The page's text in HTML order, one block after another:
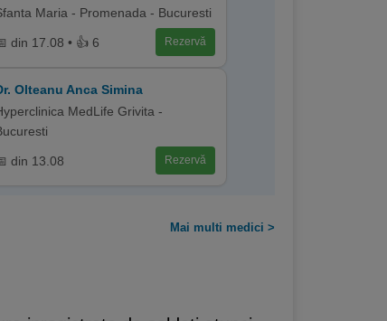
Maria - Promenada - Bucuresti
din 17.08 • 👍 6 Rezervă
Olteanu Anca Simina
MedLife Grivita -
din 13.08 Rezervă
Mai multi medici >